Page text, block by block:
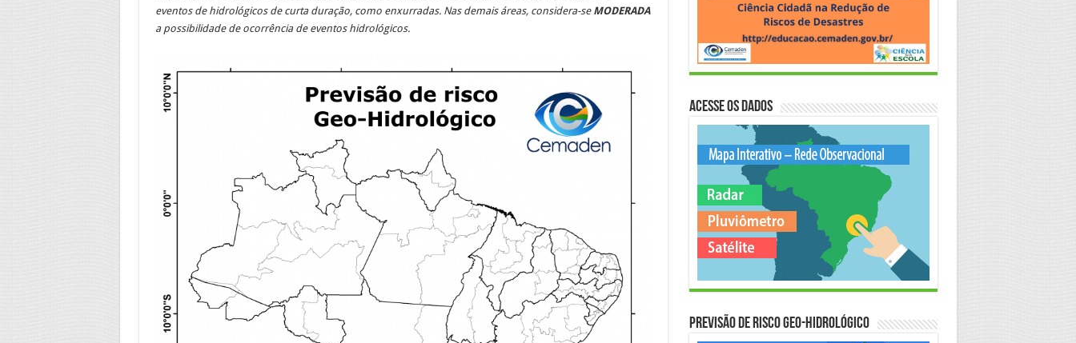
eventos de hidrológicos de curta duração, como enxurradas. Nas demais áreas, considera-se MODERADA
a possibilidade de ocorrência de eventos hidrológicos.
Acesse os Dados
Previsão de Risco Geo-Hidrológico